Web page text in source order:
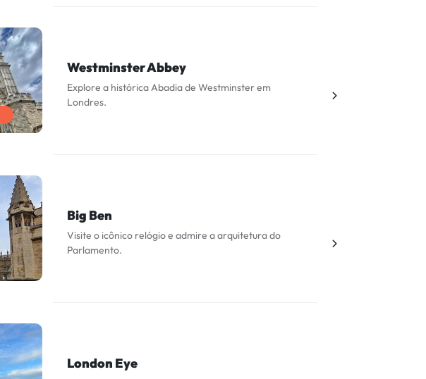
Westminster Abbey
Explore a histórica Abadia de Westminster em
Londres.
Big Ben
Visite o icônico relógio e admire a arquitetura do
Parlamento.
London Eye